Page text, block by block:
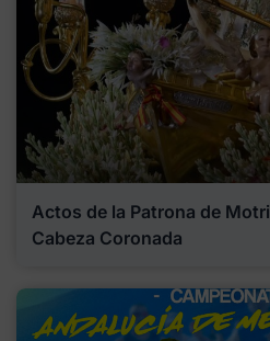
Actos de la Patrona de
Cabeza Coronada